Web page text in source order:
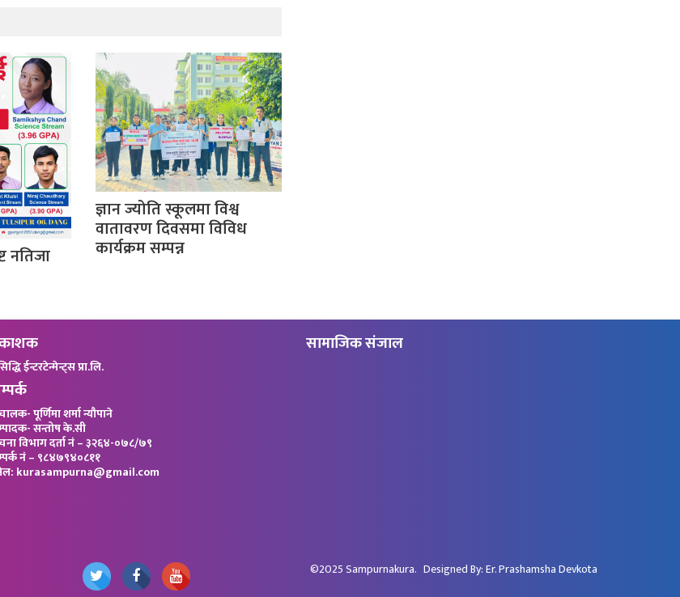
नतिजा
ज्ञान ज्योति स्कूलमा विश्व
वातावरण दिवसमा विविध
कार्यक्रम सम्पन्न
ईन्टरटेन्मेन्ट्स प्रा.लि.
पूर्णिमा शर्मा न्यौपाने
सन्तोष के.सी
विभाग दर्ता नं – ३२६४-०७८/७९
नं – ९८४७९४०८११
kurasampurna@gmail.com
सामाजिक संजाल
©2025Sampurnakura. Designed By:Er. Prashamsha Devkota